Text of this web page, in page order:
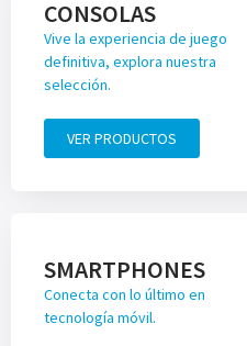
CONSOLAS
Vive la experiencia de juego
definitiva, explora nuestra
selección.
VER PRODUCTOS
SMARTPHONES
Conecta con lo último en
tecnología móvil.